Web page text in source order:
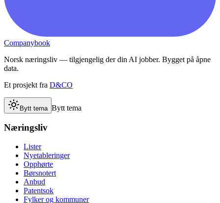
Companybook
Norsk næringsliv — tilgjengelig der din AI jobber. Bygget på åpne
data.
Et prosjekt fra D&CO
Bytt tema Bytt tema
Næringsliv
Lister
Nyetableringer
Opphørte
Børsnotert
Anbud
Patentsok
Fylker og kommuner